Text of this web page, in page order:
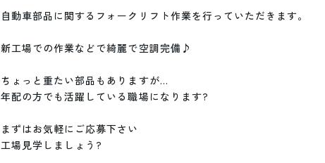
自動車部品に関するフォークリフト作業を行っていただきます。
新工場での作業などで綺麗で空調完備♪
ちょっと重たい部品もありますが...
年配の方でも活躍している職場になります?
まずはお気軽にご応募下さい
工場見学しましょう?